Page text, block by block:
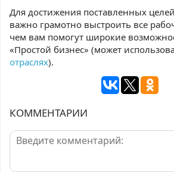
Для достижения поставленных
важно грамотно выстроить все
чем вам помогут широкие
«Простой бизнес» (может
отраслях).
КОММЕНТАРИИ